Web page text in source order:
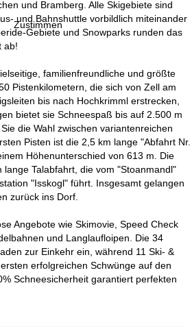
Zustimmen
und Bramberg. Alle Skigebiete sind
und Bahnshuttle vorbildlich miteinander
Gebiete und Snowparks runden das
ab!
familienfreundliche und größte
Pistenkilometern, die sich von Zell am
bis nach Hochkrimml erstrecken,
bietet sie Schneespaß bis auf 2.500 m
die Wahl zwischen variantenreichen
Pisten ist die 2,5 km lange "Abfahrt Nr.
Höhenunterschied von 613 m. Die
lange Talabfahrt, die vom "Stoanmandl"
"Isskogl" führt. Insgesamt gelangen
zurück ins Dorf.
Angebote wie Skimovie, Speed Check
und Langlaufloipen. Die 34
zur Einkehr ein, während 11 Ski- &
erfolgreichen Schwünge auf den
Schneesicherheit garantiert perfekten